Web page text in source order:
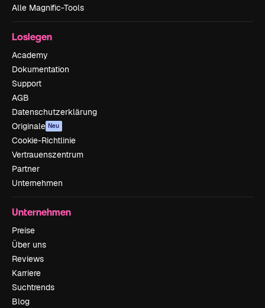
Alle Magnific-Tools
Loslegen
Academy
Dokumentation
Support
AGB
Datenschutzerklärung
Originale Neu
Cookie-Richtlinie
Vertrauenszentrum
Partner
Unternehmen
Unternehmen
Preise
Über uns
Reviews
Karriere
Suchtrends
Blog